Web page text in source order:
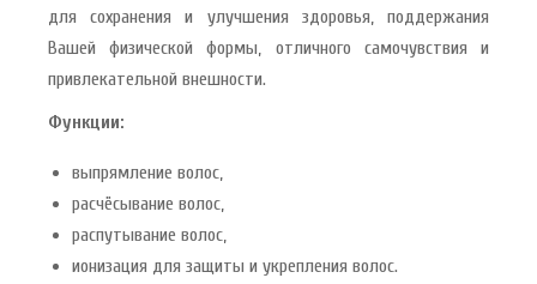
для сохранения и улучшения здоровья, поддержания
Вашей физической формы, отличного самочувствия и
привлекательной внешности.
Функции:
выпрямление волос,
расчёсывание волос,
распутывание волос,
ионизация для защиты и укрепления волос.